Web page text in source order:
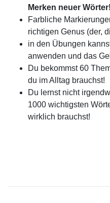
Merken neuer Wörter!
Farbliche
richtigen Genus (der,
in den Übungen
anwenden und das
Du bekommst 60
du im Alltag brauchst!
Du lernst nicht
1000 wichtigsten
wirklich brauchst!